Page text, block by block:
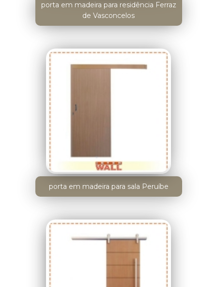
porta em madeira para residência Ferraz
de Vasconcelos
porta em madeira para sala Peruíbe